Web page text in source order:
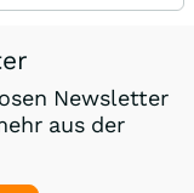
Newsletter
aus der